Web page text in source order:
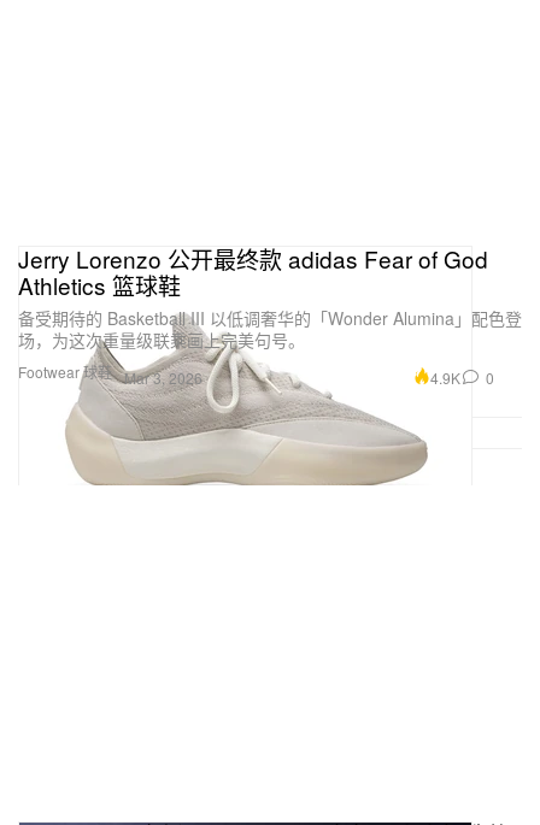
Footwear 球鞋
Jerry Lorenzo 公开最终款 adidas Fear of God
Athletics 篮球鞋
备受期待的 Basketball III 以低调奢华的「Wonder Alumina」配色登
场，为这次重量级联乘画上完美句号。
Mar 3, 2026 4.9K 0